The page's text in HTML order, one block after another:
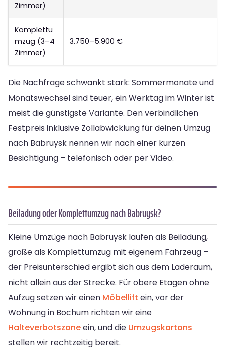
Zimmer)
Komplettu
mzug (3–4
Zimmer)
3.750–5.900 €
Die Nachfrage schwankt stark: Sommermonate und
Monatswechsel sind teuer, ein Werktag im Winter ist
meist die günstigste Variante. Den verbindlichen
Festpreis inklusive Zollabwicklung für deinen Umzug
nach Babruysk nennen wir nach einer kurzen
Besichtigung – telefonisch oder per Video.
Beiladung oder Komplettumzug nach Babruysk?
Kleine Umzüge nach Babruysk laufen als Beiladung,
große als Komplettumzug mit eigenem Fahrzeug –
der Preisunterschied ergibt sich aus dem Laderaum,
nicht allein aus der Strecke. Für obere Etagen ohne
Aufzug setzen wir einen Möbellift ein, vor der
Wohnung in Bochum richten wir eine
Halteverbotszoneein, und die Umzugskartons
stellen wir rechtzeitig bereit.